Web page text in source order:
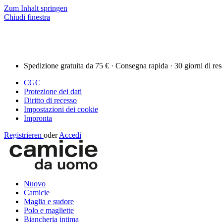
Zum Inhalt springen
Chiudi finestra
Spedizione gratuita da 75 € · Consegna rapida · 30 giorni di
CGC
Protezione dei dati
Diritto di recesso
Impostazioni dei cookie
Impronta
Registrieren oder Accedi
Nuovo
Camicie
Maglia e sudore
Polo e magliette
Biancheria intima